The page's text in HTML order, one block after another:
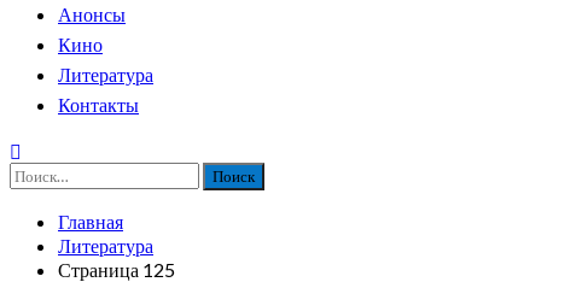
Анонсы
Кино
Литература
Контакты
Найти:
Главная
Литература
Страница 125